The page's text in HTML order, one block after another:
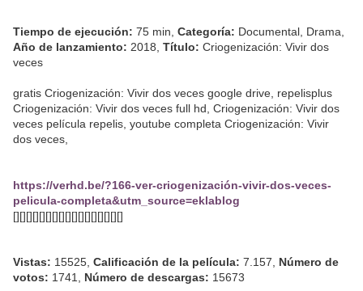
Tiempo de ejecución: 75 min, Categoría: Documental, Drama,
Año de lanzamiento: 2018, Título: Criogenización: Vivir dos
veces
gratis Criogenización: Vivir dos veces google drive, repelisplus
Criogenización: Vivir dos veces full hd, Criogenización: Vivir dos
veces película repelis, youtube completa Criogenización: Vivir
dos veces,
https://verhd.be/?166-ver-criogenización-vivir-dos-veces-
pelicula-completa&utm_source=eklablog
[][][][][][][][][][][][][][][][][]
Vistas: 15525, Calificación de la película: 7.157, Número de
votos: 1741, Número de descargas: 15673